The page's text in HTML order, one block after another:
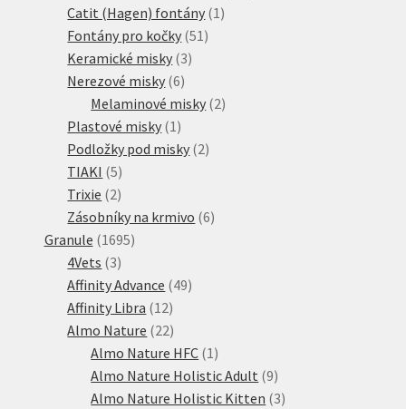
Catit (Hagen) fontány 1 1
Fontány pro kočky 51 51
Keramické misky 33
Nerezové misky 66
produktů
Melaminové misky 22
Plastové misky 1 1
produkt
Podložky pod misky 22
TIAKI 55
produktů
Trixie 22
produkty
Zásobníky na krmivo 66
Granule 16951695
4Vets 33
produkty
Affinity Advance 4949
Affinity Libra 1212
produktů
Almo Nature 2222
produktů
Almo Nature HFC 1 1
produkt
Almo Nature Holistic Adult 99
produktů
Almo Nature Holistic Kitten 33